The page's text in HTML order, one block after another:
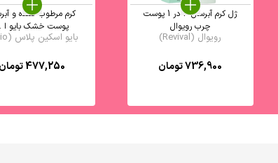
ژل کرم آبرسان 3 در 1 پوست
چرب رویوال
رویوال (Revival)
736,900تومان
کرم مرطوب کننده و
پوست خشک بایو ا
بایو اسکین پلاس (Bio ...
477,250